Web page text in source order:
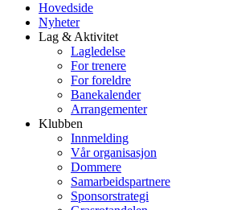
Hovedside
Nyheter
Lag & Aktivitet
Lagledelse
For trenere
For foreldre
Banekalender
Arrangementer
Klubben
Innmelding
Vår organisasjon
Dommere
Samarbeidspartnere
Sponsorstrategi